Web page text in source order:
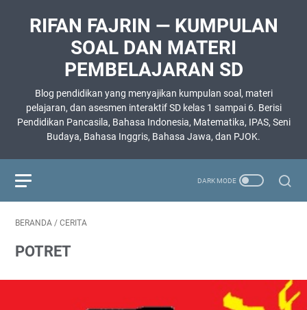
RIFAN FAJRIN — KUMPULAN
SOAL DAN MATERI
PEMBELAJARAN SD
Blog pendidikan yang menyajikan kumpulan soal, materi
pelajaran, dan asesmen interaktif SD kelas 1 sampai 6. Berisi
Pendidikan Pancasila, Bahasa Indonesia, Matematika, IPAS, Seni
Budaya, Bahasa Inggris, Bahasa Jawa, dan PJOK.
BERANDA / CERITA
POTRET